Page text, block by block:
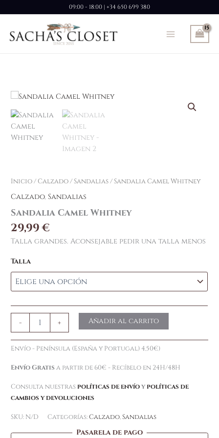
al
09:00 - 18:00 | +34 650 699 380
Inicio/Calzado/Sandalias/ Sandalia Camel Whitney
Calzado,Sandalias
Sandalia Camel Whitney
29,99€
Talla grandes. Aconsejable pedir una talla menos
Talla
-
Sandalia
Whitney
cantidad
+ Añadir al carrito
Envío - Península (España y Portugal) 4,50€)
Envío Gratis a partir de 60€ - Recíbelo en 24H/48H
Consulta nuestras políticas de envíoy políticas de
cambios y devoluciones
SKU: N/D Categorías:Calzado,Sandalias
Pasarela de pago